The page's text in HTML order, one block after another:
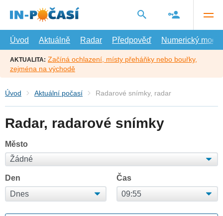
hlavní
Úvod
Aktuálně Radar Předpověď Numerický model
AKTUALITA: Začíná ochlazení, místy přeháňky nebo bouřky,
zejména na východě
Úvod Aktuální počasí Radarové snímky, radar
Radar, radarové snímky
Město
Den Čas